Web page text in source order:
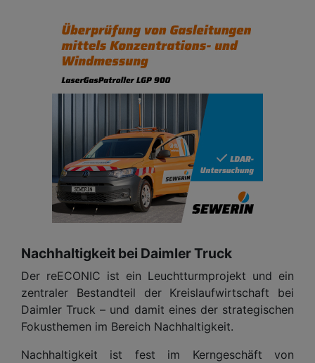
Nachhaltigkeit bei Daimler Truck
Der reECONIC ist ein Leuchtturmprojekt und ein
zentraler Bestandteil der Kreislaufwirtschaft bei
Daimler Truck – und damit eines der strategischen
Fokusthemen im Bereich Nachhaltigkeit.
Nachhaltigkeit ist fest im Kerngeschäft von